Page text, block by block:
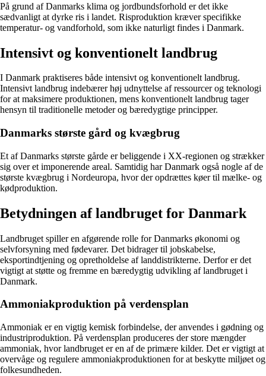
På grund af Danmarks klima og jordbundsforhold er det ikke
sædvanligt at dyrke ris i landet. Risproduktion kræver specifikke
temperatur- og vandforhold, som ikke naturligt findes i Danmark.
Intensivt og konventionelt landbrug
I Danmark praktiseres både intensivt og konventionelt landbrug.
Intensivt landbrug indebærer høj udnyttelse af ressourcer og teknologi
for at maksimere produktionen, mens konventionelt landbrug tager
hensyn til traditionelle metoder og bæredygtige principper.
Danmarks største gård og kvægbrug
Et af Danmarks største gårde er beliggende i XX-regionen og strækker
sig over et imponerende areal. Samtidig har Danmark også nogle af de
største kvægbrug i Nordeuropa, hvor der opdrættes køer til mælke- og
kødproduktion.
Betydningen af landbruget for Danmark
Landbruget spiller en afgørende rolle for Danmarks økonomi og
selvforsyning med fødevarer. Det bidrager til jobskabelse,
eksportindtjening og opretholdelse af landdistrikterne. Derfor er det
vigtigt at støtte og fremme en bæredygtig udvikling af landbruget i
Danmark.
Ammoniakproduktion på verdensplan
Ammoniak er en vigtig kemisk forbindelse, der anvendes i gødning og
industriproduktion. På verdensplan produceres der store mængder
ammoniak, hvor landbruget er en af de primære kilder. Det er vigtigt at
overvåge og regulere ammoniakproduktionen for at beskytte miljøet og
folkesundheden.